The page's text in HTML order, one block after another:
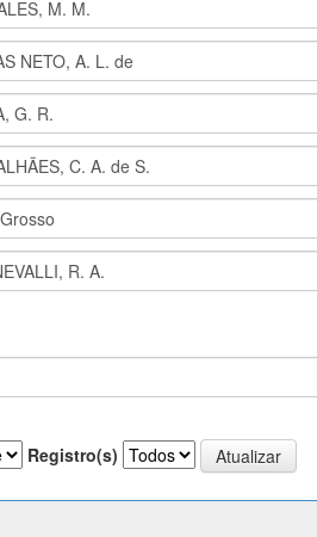
Registro(s)